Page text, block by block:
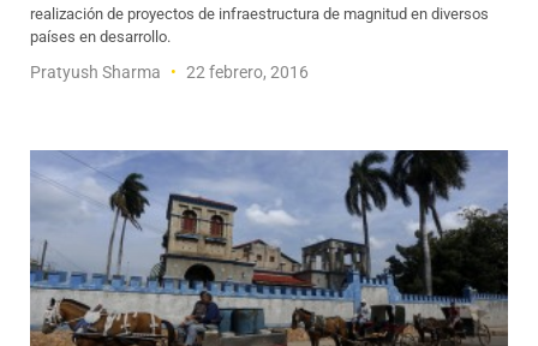
realización de proyectos de infraestructura de magnitud en diversos
países en desarrollo.
Pratyush Sharma 22 febrero, 2016